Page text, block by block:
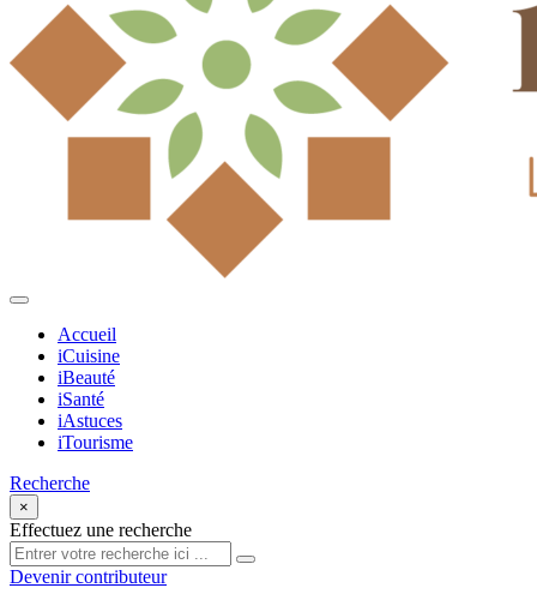
Accueil
iCuisine
iBeauté
iSanté
iAstuces
iTourisme
Recherche
×
Effectuez une recherche
Devenir contributeur